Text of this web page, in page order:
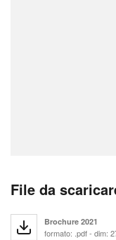
File da
Brochure 2021
formato: .pdf - dim: